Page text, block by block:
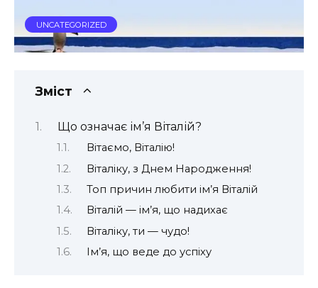
UNCATEGORIZED
Зміст
Що означає ім’я Віталій?
Вітаємо, Віталію!
Віталіку, з Днем Народження!
Топ причин любити ім’я Віталій
Віталій — ім’я, що надихає
Віталіку, ти — чудо!
Ім’я, що веде до успіху